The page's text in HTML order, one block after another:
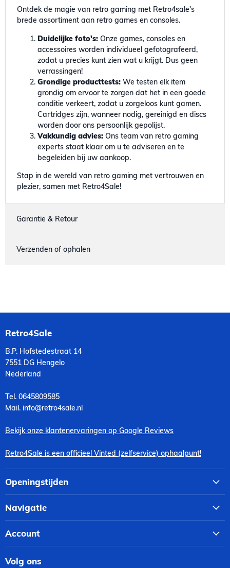
Ontdek de magie van retro gaming met Retro4sale's
brede assortiment aan retro games en consoles.
Duidelijke foto's:Onze games, consoles en
accessoires worden individueel gefotografeerd,
zodat u precies kunt zien wat u krijgt. Dus geen
verrassingen!
Grondige producttests:We testen elk item
grondig om ervoor te zorgen dat het in een goede
conditie verkeert, zodat u zorgeloos kunt gamen.
Cartridges zijn, wanneer nodig, gereinigd en discs
worden door ons persoonlijk gepolijst.
Vakkundig advies:Ons team van retro gaming
experts staat klaar om u te adviseren en te
begeleiden bij uw aankoop.
Stap in de wereld van retro gaming met vertrouwen en
plezier, samen met Retro4Sale!
Garantie & Retour
Verzenden of ophalen
Retro4Sale
B.P. Hofstedestraat 14
7551 DG Hengelo
Nederland
Tel. 0645809585
Mail. info@retro4sale.nl
Bekijk onze klantenervaringen op Google Reviews
Retro4Sale is een officieel Vinted (zelfservice) ophaalpunt!
Openingstijden
Navigatie
Account
Volg ons